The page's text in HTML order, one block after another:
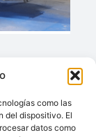
como las
del dispositivo. El
datos como